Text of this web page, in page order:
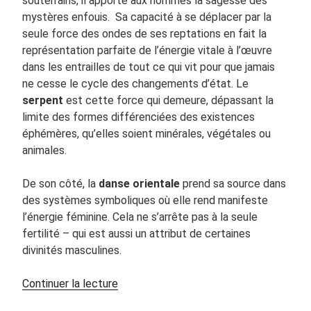
mystères enfouis. Sa capacité à se déplacer par la
seule force des ondes de ses reptations en fait la
représentation parfaite de l’énergie vitale à l’œuvre
dans les entrailles de tout ce qui vit pour que jamais
ne cesse le cycle des changements d’état. Le
serpent est cette force qui demeure, dépassant la
limite des formes différenciées des existences
éphémères, qu’elles soient minérales, végétales ou
animales.
De son côté, la danse orientale prend sa source dans
des systèmes symboliques où elle rend manifeste
l’énergie féminine. Cela ne s’arrête pas à la seule
fertilité – qui est aussi un attribut de certaines
divinités masculines.
Continuer la lecturede